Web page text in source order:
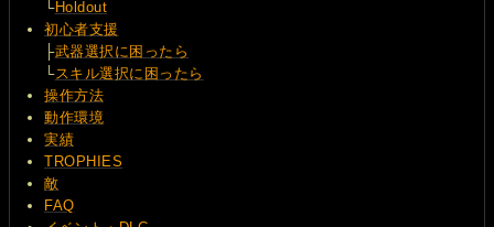
└Holdout
初心者支援
├武器選択に困ったら
└スキル選択に困ったら
操作方法
動作環境
実績
TROPHIES
敵
FAQ